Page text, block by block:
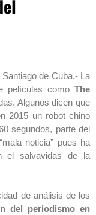
de Cuba.- La
películas como The
Algunos dicen que
2015 un robot chino
segundos, parte del
noticia” pues ha
el salvavidas de la
de análisis de los
del periodismo en